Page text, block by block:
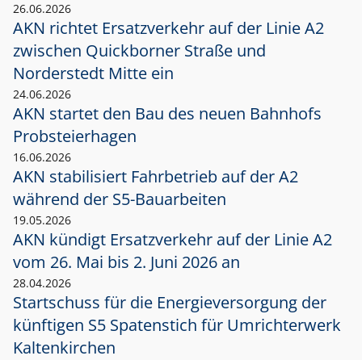
26.06.2026
AKN richtet Ersatzverkehr auf der Linie A2
zwischen Quickborner Straße und
Norderstedt Mitte ein
24.06.2026
AKN startet den Bau des neuen Bahnhofs
Probsteierhagen
16.06.2026
AKN stabilisiert Fahrbetrieb auf der A2
während der S5-Bauarbeiten
19.05.2026
AKN kündigt Ersatzverkehr auf der Linie A2
vom 26. Mai bis 2. Juni 2026 an
28.04.2026
Startschuss für die Energieversorgung der
künftigen S5 Spatenstich für Umrichterwerk
Kaltenkirchen